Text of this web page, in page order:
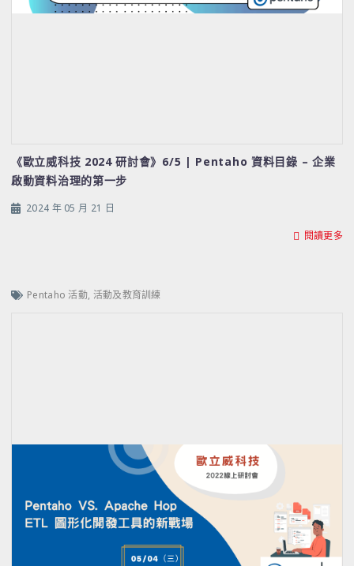
《歐立威科技 2024 研討會》6/5 | Pentaho 資料目錄 – 企業
啟動資料治理的第一步
2024 年 05 月 21 日
閱讀更多
Pentaho 活動, 活動及教育訓練